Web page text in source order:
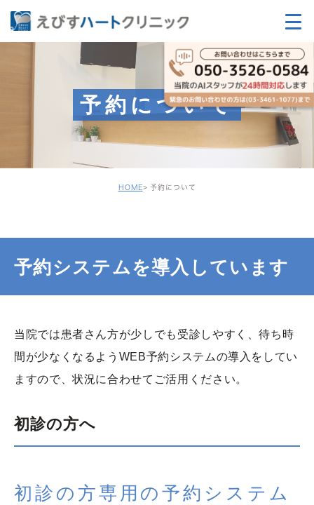
予約について
HOME 予約について
予約システムを導入しています
当院では患者さん方が少しでも受診しやすく、待ち時
間が少なくなるようWEB予約システムの導入をしてい
ますので、状況に合わせてご活用ください。
初診の方へ
初診の方専用の予約システム